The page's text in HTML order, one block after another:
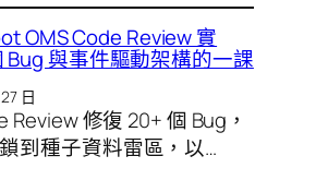
OMS Code Review 實
Bug 與事件驅動架構的一課
日
Review 修復 20+ 個 Bug，
到種子資料雷區，以…